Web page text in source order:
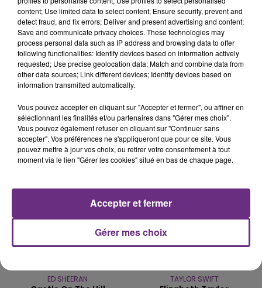
LE MAGASIN JOUÉCLUB DE REIMS FERME
SES PORTES
C'était l'une des institutions du centre-ville
fermer ses portes.
TITRES DIFFUSÉS
17h41
17h41
ED SHEERAN
17h37
17h37
TAYLOR SWIFT
content; Use limited data to select content; Ensure security, prevent and
detect fraud, and fix errors; Deliver and present advertising and content;
Save and communicate privacy choices. These technologies may
process personal data such as IP address and browsing data to offer
following functionalities: Identify devices based on information actively
requested; Use precise geolocation data; Match and combine data from
other data sources; Link different devices; Identify devices based on
information transmitted automatically.
Vous pouvez accepter en cliquant sur "Accepter et fermer", ou affiner en
sélectionnant les finalités et/ou partenaires dans "Gérer mes choix".
Vous pouvez également refuser en cliquant sur "Continuer sans
accepter". Vos préférences ne s'appliqueront que pour ce site. Vous
pouvez mettre à jour vos choix, ou retirer votre consentement à tout
moment via le lien "Gérer les cookies" situé en bas de chaque page.
Gérer mes choix
Accepter et fermer